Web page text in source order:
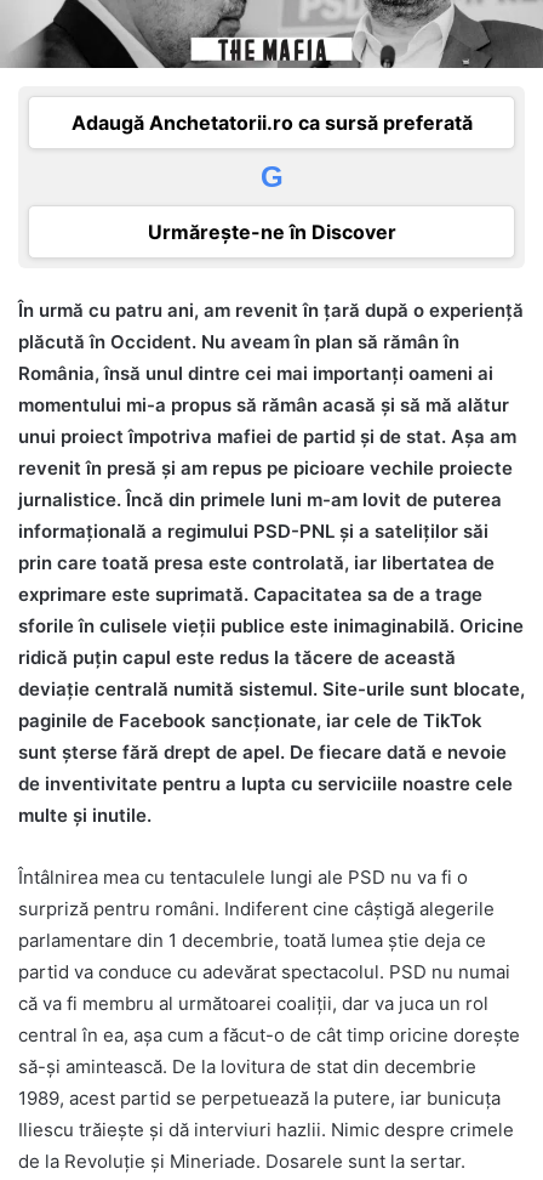
Adaugă Anchetatorii.ro ca sursă preferată
G
Urmărește-ne în Discover
În urmă cu patru ani, am revenit în țară după o experiență
plăcută în Occident. Nu aveam în plan să rămân în
România, însă unul dintre cei mai importanți oameni ai
momentului mi-a propus să rămân acasă și să mă alătur
unui proiect împotriva mafiei de partid și de stat. Așa am
revenit în presă și am repus pe picioare vechile proiecte
jurnalistice. Încă din primele luni m-am lovit de puterea
informațională a regimului PSD-PNL și a sateliților săi
prin care toată presa este controlată, iar libertatea de
exprimare este suprimată. Capacitatea sa de a trage
sforile în culisele vieții publice este inimaginabilă. Oricine
ridică puțin capul este redus la tăcere de această
deviație centrală numită sistemul. Site-urile sunt blocate,
paginile de Facebook sancționate, iar cele de TikTok
sunt șterse fără drept de apel. De fiecare dată e nevoie
de inventivitate pentru a lupta cu serviciile noastre cele
multe și inutile.
Întâlnirea mea cu tentaculele lungi ale PSD nu va fi o
surpriză pentru români. Indiferent cine câștigă alegerile
parlamentare din 1 decembrie, toată lumea știe deja ce
partid va conduce cu adevărat spectacolul. PSD nu numai
că va fi membru al următoarei coaliții, dar va juca un rol
central în ea, așa cum a făcut-o de cât timp oricine dorește
să-și amintească. De la lovitura de stat din decembrie
1989, acest partid se perpetuează la putere, iar bunicuța
Iliescu trăiește și dă interviuri hazlii. Nimic despre crimele
de la Revoluție și Mineriade. Dosarele sunt la sertar.